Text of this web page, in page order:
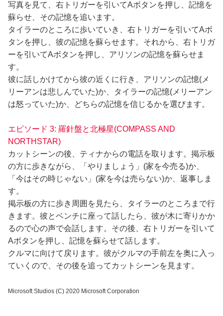
写真を見て、右トリガーを引いてAボタンを押し、記憶を
蘇らせ、その記憶を追います。
タイラーのところに歩いていき、右トリガーを引いてAボ
タンを押し、彼の記憶を蘇らせます。それから、右トリガ
ーを引いてAボタンを押し、アリソンの記憶を蘇らせま
す。
彼に話しかけてから彼の近くに行き、アリソンの記憶(メ
リーアンは悲しんでいた)か、タイラーの記憶(メリーアン
は怒っていた)か、どちらの記憶を信じるかを選びます。
エピソード 3: 羅針盤と北極星(COMPASS AND
NORTHSTAR)
カットシーンの後、ティナからの電話を取ります。掲示板
の方に歩きながら、「やりましょう」(家を今売る)か、
「今はその時じゃない」(家を今は売らない)か、返事しま
す。
掲示板の方に歩き周囲を見たら、タイラーのところまで行
きます。彼とベンチに座って話したら、彼が木に寄りかか
るので心の声で会話します。その後、右トリガーを引いて
Aボタンを押し、記憶を蘇らせて話します。
クルマに向けて戻ります。彼がクルマの手前左を奥に入っ
ていくので、その後を追ってカットシーンを見ます。
Microsoft Studios (C) 2020 Microsoft Corporation